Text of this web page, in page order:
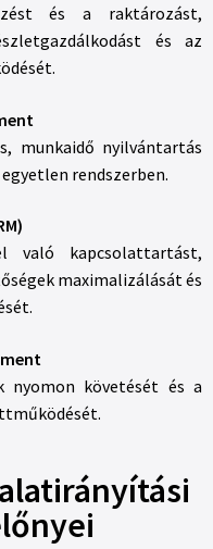
és a raktározást,
és az
munkaidő nyilvántartás
rendszerben.
való kapcsolattartást,
maximalizálását és
nyomon követését és a